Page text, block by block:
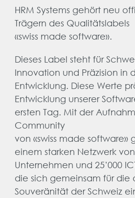
DE
HRM Systems gehört neu
Trägern des Qualitätslabels
«swiss made software».
Dieses Label steht für
Innovation und Präzision in
Entwicklung. Diese Werte
Entwicklung unserer
ersten Tag. Mit der
Community
von «swiss made software»
einem starken Netzwerk
Unternehmen und 25’000
die sich gemeinsam für die
Souveränität der Schweiz